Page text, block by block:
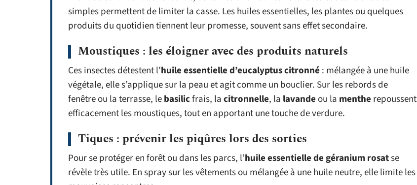
simples permettent de limiter la casse. Les huiles essentielles, les plantes ou quelques
produits du quotidien tiennent leur promesse, souvent sans effet secondaire.
Moustiques : les éloigner avec des produits naturels
Ces insectes détestent l’huile essentielle d’eucalyptus citronné : mélangée à une huile
végétale, elle s’applique sur la peau et agit comme un bouclier. Sur les rebords de
fenêtre ou la terrasse, lebasilicfrais, lacitronnelle, la lavande ou la menthe repoussent
efficacement les moustiques, tout en apportant une touche de verdure.
Tiques : prévenir les piqûres lors des sorties
Pour se protéger en forêt ou dans les parcs, l’huile essentielle de géranium rosatse
révèle très utile. En spray sur les vêtements ou mélangée à une huile neutre, elle limite les